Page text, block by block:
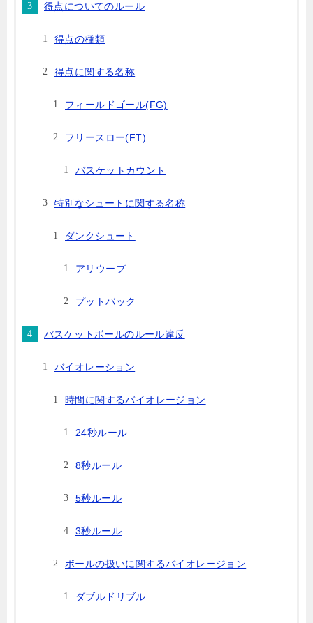
得点についてのルール
得点の種類
得点に関する名称
フィールドゴール(FG)
フリースロー(FT)
バスケットカウント
特別なシュートに関する名称
ダンクシュート
アリウープ
プットバック
バスケットボールのルール違反
バイオレーション
時間に関するバイオレージョン
24秒ルール
8秒ルール
5秒ルール
3秒ルール
ボールの扱いに関するバイオレージョン
ダブルドリブル